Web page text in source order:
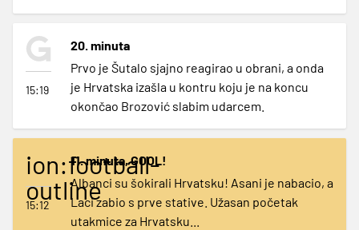
15:19
20. minuta
Prvo je Šutalo sjajno reagirao u obrani, a onda
je Hrvatska izašla u kontru koju je na koncu
okončao Brozović slabim udarcem.
ion:football-
outline
15:12
11. minuta, GOOL!
Albanci su šokirali Hrvatsku! Asani je nabacio, a
Laci zabio s prve stative. Užasan početak
utakmice za Hrvatsku...